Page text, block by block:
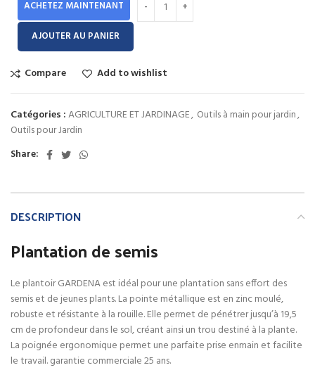
ACHETEZ MAINTENANT
AJOUTER AU PANIER
Compare Add to wishlist
Catégories :AGRICULTURE ET JARDINAGE, Outils à main pour jardin,
Outils pour Jardin
Share:
DESCRIPTION
Plantation de semis
Le plantoir GARDENA est idéal pour une plantation sans effort des
semis et de jeunes plants. La pointe métallique est en zinc moulé,
robuste et résistante à la rouille. Elle permet de pénétrer jusqu’à 19,5
cm de profondeur dans le sol, créant ainsi un trou destiné à la plante.
La poignée ergonomique permet une parfaite prise enmain et facilite
le travail. garantie commerciale 25 ans.